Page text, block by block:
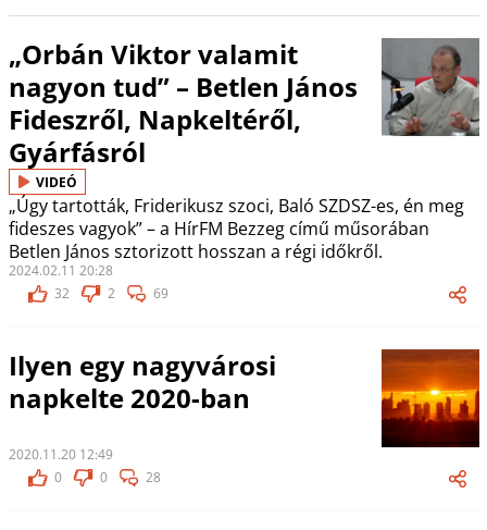
„Orbán Viktor valamit
nagyon tud” – Betlen János
Fideszről, Napkeltéről,
Gyárfásról
VIDEÓ
„Úgy tartották, Friderikusz szoci, Baló SZDSZ-es, én meg
fideszes vagyok” – a HírFM Bezzeg című műsorában
Betlen János sztorizott hosszan a régi időkről.
2024.02.11 20:28
32
2 69
Ilyen egy nagyvárosi
napkelte 2020-ban
2020.11.20 12:49
0
0 28